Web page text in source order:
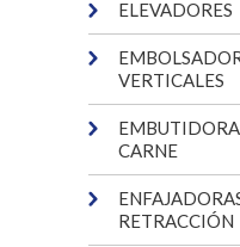
ELEVADORES
VERTICALES
CARNE
RETRACCIÓN